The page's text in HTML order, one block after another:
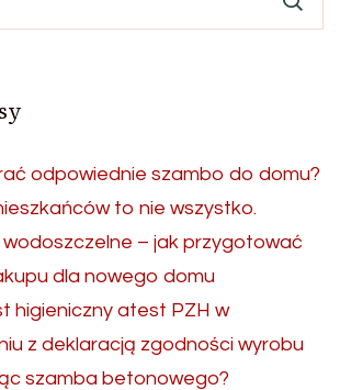
odpowiednie szambo do domu?
to nie wszystko.
– jak przygotować
dla nowego domu
higieniczny atest PZH w
z deklaracją zgodności wyrobu
szamba betonowego?